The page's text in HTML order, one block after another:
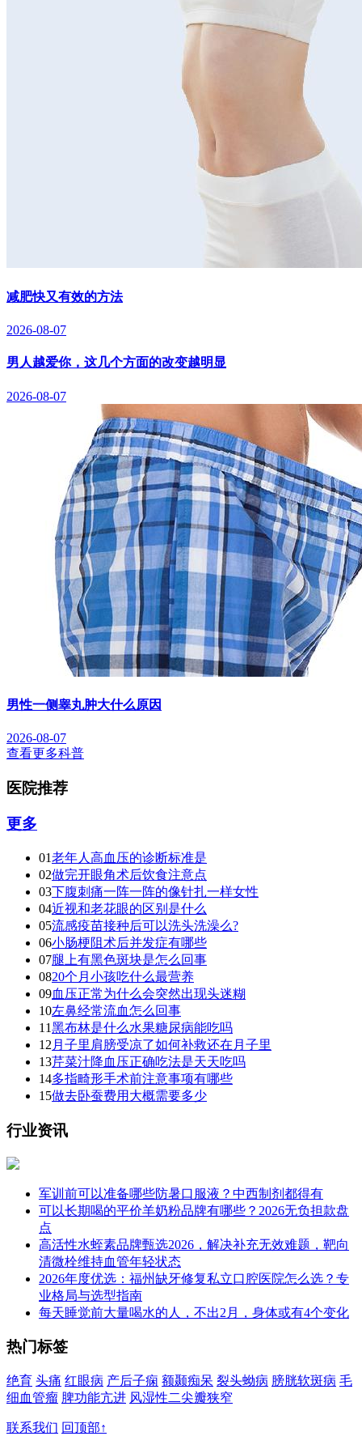
减肥快又有效的方法
2026-08-07
男人越爱你，这几个方面的改变越明显
2026-08-07
男性一侧睾丸肿大什么原因
2026-08-07
查看更多科普
医院推荐
更多
01老年人高血压的诊断标准是
02做完开眼角术后饮食注意点
03下腹刺痛一阵一阵的像针扎一样女性
04近视和老花眼的区别是什么
05流感疫苗接种后可以洗头洗澡么?
06小肠梗阻术后并发症有哪些
07腿上有黑色斑块是怎么回事
0820个月小孩吃什么最营养
09血压正常为什么会突然出现头迷糊
10左鼻经常流血怎么回事
11黑布林是什么水果糖尿病能吃吗
12 月子里肩膀受凉了如何补救还在月子里
13芹菜汁降血压正确吃法是天天吃吗
14多指畸形手术前注意事项有哪些
15做去卧蚕费用大概需要多少
行业资讯
军训前可以准备哪些防暑口服液？中西制剂都得有
可以长期喝的平价羊奶粉品牌有哪些？2026无负担款盘
点
高活性水蛭素品牌甄选2026，解决补充无效难题，靶向
清微栓维持血管年轻状态
2026年度优选：福州缺牙修复私立口腔医院怎么选？专
业格局与选型指南
每天睡觉前大量喝水的人，不出2月，身体或有4个变化
热门标签
绝育 头痛 红眼病 产后子痫 额颞痴呆 裂头蚴病 膀胱软斑病 毛
细血管瘤 脾功能亢进 风湿性二尖瓣狭窄
联系我们 回顶部↑